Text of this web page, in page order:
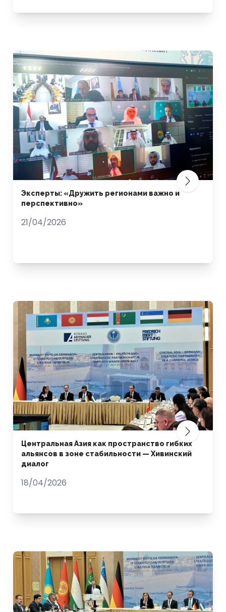
Эксперты: «Дружить регионами важно и
перспективно»
21/04/2026
Центральная Азия как пространство гибких
альянсов в зоне стабильности — Хивинский
диалог
18/04/2026